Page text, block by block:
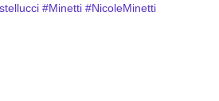
#Minetti #NicoleMinetti